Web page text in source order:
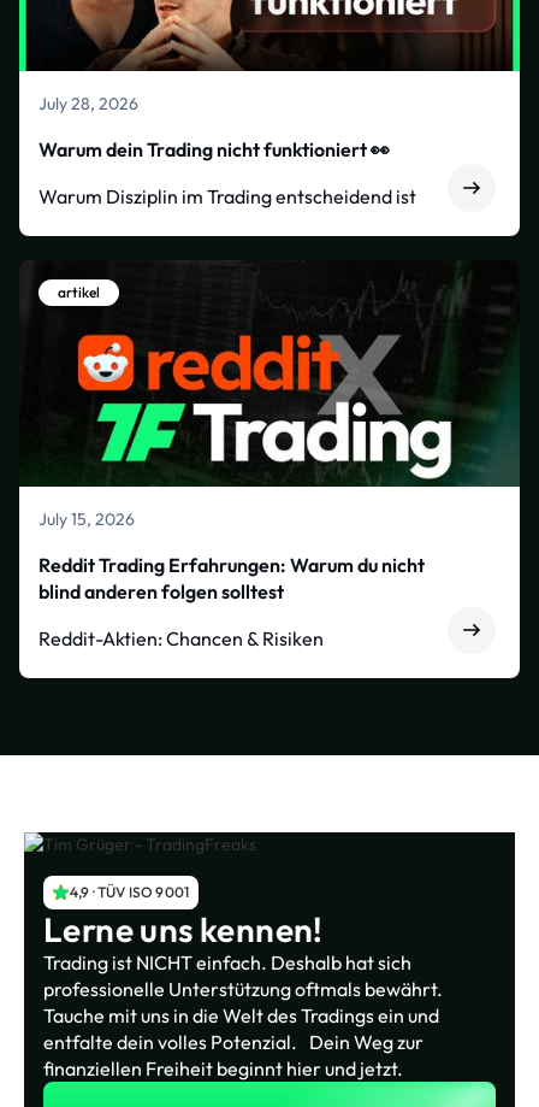
July 28, 2026
Warum dein Trading nicht funktioniert 👀
Warum Disziplin im Trading entscheidend ist
artikel
July 15, 2026
Reddit Trading Erfahrungen: Warum du nicht
blind anderen folgen solltest
Reddit-Aktien: Chancen & Risiken
4,9 · TÜV ISO 9001
Lerne uns kennen!
Trading ist NICHT einfach. Deshalb hat sich
professionelle Unterstützung oftmals bewährt.
Tauche mit uns in die Welt des Tradings ein und
entfalte dein volles Potenzial. Dein Weg zur
finanziellen Freiheit beginnt hier und jetzt.
Jetzt zum kostenlosen Webinar!